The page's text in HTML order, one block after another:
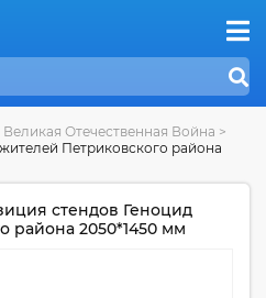
Великая Отечественная Война >
Петриковского района
стендов Геноцид
района 2050*1450 мм